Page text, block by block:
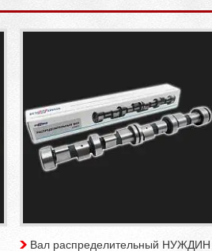
Вал распределительный НУЖДИН